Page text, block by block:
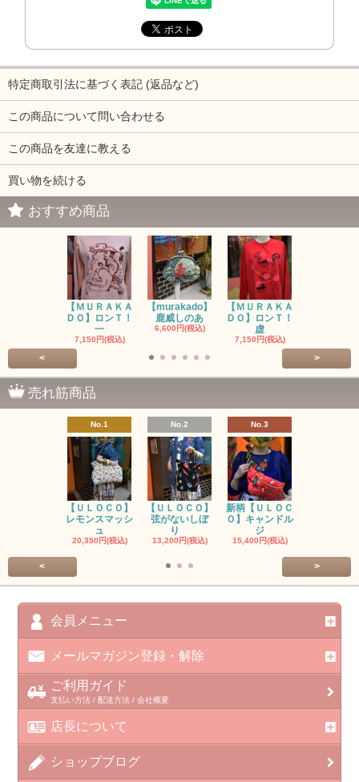
特定商取引法に基づく表記 (返品など)
この商品について問い合わせる
この商品を友達に教える
買い物を続ける
おすすめ商品
【ＭＵＲＡＫＡ
ＤＯ】ロンＴ！
一
7,150円(税込)
【murakado】
鹿威しのあ
6,600円(税込)
【ＭＵＲＡＫＡ
ＤＯ】ロンＴ！
虚
7,150円(税込)
< >
売れ筋商品
No.1
【ＵＬＯＣＯ】
レモンスマッシ
ュ
20,350円(税込)
No.2
【ＵＬＯＣＯ】
弦がないしぼ
り
13,200円(税込)
No.3
新柄【ＵＬＯＣ
Ｏ】キャンドル
ジ
15,400円(税込)
< >
会員メニュー
メールマガジン登録・解除
ご利用ガイド
支払い方法 / 配送方法 / 会社概要
店長について
ショップブログ